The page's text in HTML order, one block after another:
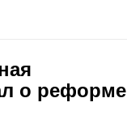
о реформе